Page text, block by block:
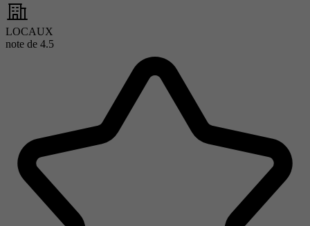
LOCAUX
note de 4.5